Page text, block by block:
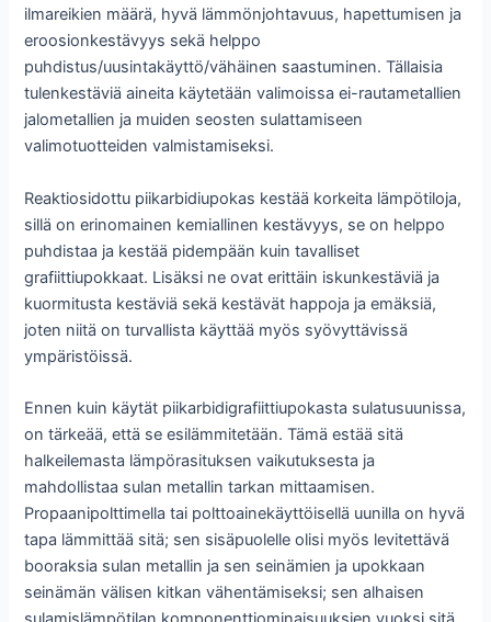
ilmareikien määrä, hyvä lämmönjohtavuus, hapettumisen ja
eroosionkestävyys sekä helppo
puhdistus/uusintakäyttö/vähäinen saastuminen. Tällaisia
tulenkestäviä aineita käytetään valimoissa ei-rautametallien
jalometallien ja muiden seosten sulattamiseen
valimotuotteiden valmistamiseksi.
Reaktiosidottu piikarbidiupokas kestää korkeita lämpötiloja,
sillä on erinomainen kemiallinen kestävyys, se on helppo
puhdistaa ja kestää pidempään kuin tavalliset
grafiittiupokkaat. Lisäksi ne ovat erittäin iskunkestäviä ja
kuormitusta kestäviä sekä kestävät happoja ja emäksiä,
joten niitä on turvallista käyttää myös syövyttävissä
ympäristöissä.
Ennen kuin käytät piikarbidigrafiittiupokasta sulatusuunissa,
on tärkeää, että se esilämmitetään. Tämä estää sitä
halkeilemasta lämpörasituksen vaikutuksesta ja
mahdollistaa sulan metallin tarkan mittaamisen.
Propaanipolttimella tai polttoainekäyttöisellä uunilla on hyvä
tapa lämmittää sitä; sen sisäpuolelle olisi myös levitettävä
booraksia sulan metallin ja sen seinämien ja upokkaan
seinämän välisen kitkan vähentämiseksi; sen alhaisen